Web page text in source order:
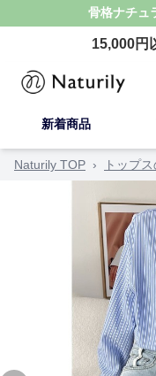
骨格ナチュ
15,000円
新着商品
Naturily TOP › トップ